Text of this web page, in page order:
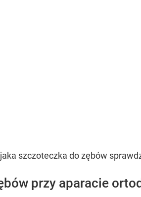
szczoteczka do zębów
przy aparacie